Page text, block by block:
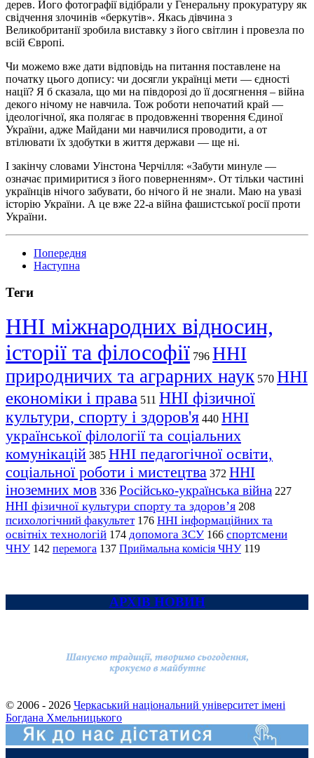
дерев. Його фотографії відібрали у Генеральну прокуратуру як
свідчення злочинів «беркутів». Якась дівчина з
Великобританії зробила виставку з його світлин і провезла по
всій Європі.
Чи можемо вже дати відповідь на питання поставлене на
початку цього допису: чи досягли українці мети — єдності
нації? Я б сказала, що ми на півдорозі до її досягнення – війна
декого нічому не навчила. Тож роботи непочатий край —
ідеологічної, яка полягає в продовженні творення Єдиної
України, адже Майдани ми навчилися проводити, а от
втілювати їх здобутки в життя держави — ще ні.
І закінчу словами Уінстона Черчілля: «Забути минуле —
означає примиритися з його поверненням». От тільки частині
українців нічого забувати, бо нічого й не знали. Маю на увазі
історію України. А це вже 22-а війна фашистської росії проти
України.
Попередня
Наступна
Теги
ННІ міжнародних відносин,
історії та філософії 796 ННІ
природничих та аграрних наук 570 ННІ
економіки і права 511 ННІ фізичної
культури, спорту і здоров'я 440 ННІ
української філології та соціальних
комунікацій 385 ННІ педагогічної освіти,
соціальної роботи і мистецтва 372 ННІ
іноземних мов 336 Російсько-українська війна 227
ННІ фізичної культури спорту та здоров’я 208
психологічний факультет 176 ННІ інформаційних та
освітніх технологій 174 допомога ЗСУ 166 спортсмени
ЧНУ 142 перемога 137 Приймальна комісія ЧНУ 119
АРХІВ НОВИН
© 2006 - 2026 Черкаський національний університет імені
Богдана Хмельницького